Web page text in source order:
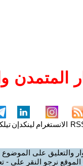
الانستغرام لينكدإن
والتعليق على الموضوع
نرجو النقر على -